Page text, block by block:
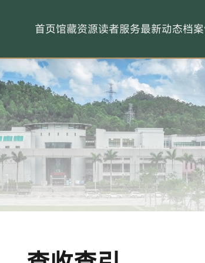
首页馆藏资源读者服务最新动态档